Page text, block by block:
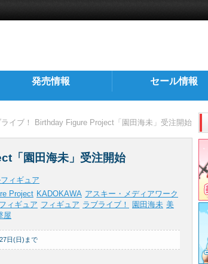
発売情報 セール情報
イブ！ Birthday Figure Project「園田海未」受注開始
「園田海未」受注開始
ィギュア
Project KADOKAWA アスキー・メディアワーク
ィギュア フィギュア ラブライブ！ 園田海未 美
屋
日(日)まで